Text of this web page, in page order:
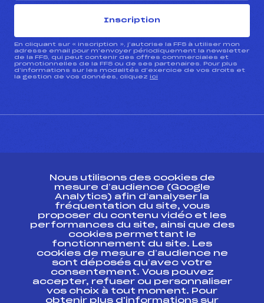
Inscription
En cliquant sur « inscription », j’autorise la FFS à utiliser mon
adresse email pour m’envoyer périodiquement la newsletter
de la FFS, qui peut contenir des offres commerciales et
promotionnelles de la FFS ou de ses partenaires. Pour plus
d’informations sur les modalités d’exercice de vos droits et
la gestion de vos données, cliquez ici
ESPACE PRESSE
Ressources
Pass’Neige
Projet sportif fédéral
Projet de performance fédéral
Antidopage
Pôle Développement, Formation, Suivi
Scientifique
Listes ministérielles
Nous utilisons des cookies de
mesure d’audience (Google
Analytics) afin d’analyser la
fréquentation du site, vous
proposer du contenu vidéo et les
performances du site, ainsi que des
cookies permettant le
fonctionnement du site. Les
cookies de mesure d’audience ne
sont déposés qu’avec votre
consentement. Vous pouvez
accepter, refuser ou personnaliser
vos choix à tout moment. Pour
obtenir plus d'informations sur